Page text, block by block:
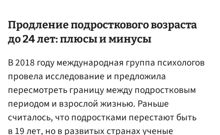
Продление подросткового возраста
до 24 лет: плюсы и минусы
В 2018 году международная группа психологов
провела исследование и предложила
пересмотреть границу между подростковым
периодом и взрослой жизнью. Раньше
считалось, что подростками перестают быть
в 19 лет, но в развитых странах ученые